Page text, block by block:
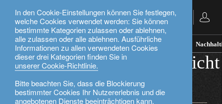
In den Cookie-Einstellungen können Sie festlegen,
welche Cookies verwendet werden: Sie können
bestimmte Kategorien zulassen oder ablehnen,
alle zulassen oder alle ablehnen. Ausführliche
Informationen zu allen verwendeten Cookies
dieser drei Kategorien finden Sie in
unserer Cookie-Richtlinie.
Bitte beachten Sie, dass die Blockierung
bestimmter Cookies Ihr Nutzererlebnis und die
angebotenen Dienste beeinträchtigen kann.
Deutsch
Das Unternehmen. Unternehmensnachhaltigkeit.
Unser Nachhaltigkeitsbericht
2020.